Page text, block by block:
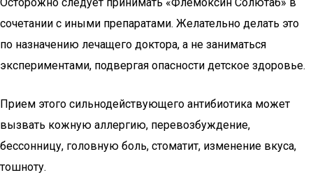
сочетании с иными препаратами. Желательно делать это
по назначению лечащего доктора, а не заниматься
экспериментами, подвергая опасности детское здоровье.
Прием этого сильнодействующего антибиотика может
вызвать кожную аллергию, перевозбуждение,
бессонницу, головную боль, стоматит, изменение вкуса,
тошноту.